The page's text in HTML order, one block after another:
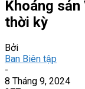
Khoáng
thời kỳ
Bởi
Ban Biên tập
-
8 Tháng 9, 2024